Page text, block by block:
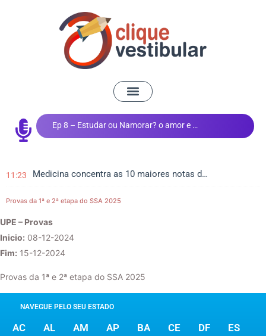
Ep 8 – Estudar ou Namorar? o amor e os estudos
11:23 Medicina concentra as 10 maiores notas do Vestibular de Inverno da UEM
Provas da 1ª e 2ª etapa do SSA 2025
UPE – Provas
Inicio: 08-12-2024
Fim: 15-12-2024
Provas da 1ª e 2ª etapa do SSA 2025
NAVEGUE PELO SEU ESTADO
AC AL AM AP BA CE DF ES